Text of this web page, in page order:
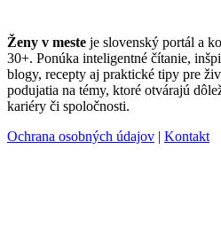
Ženy v meste je slovenský portál a
30+. Ponúka inteligentné čítanie,
blogy, recepty aj praktické tipy pre
podujatia na témy, ktoré otvárajú
kariéry či spoločnosti.
Ochrana osobných údajov | Kontakt